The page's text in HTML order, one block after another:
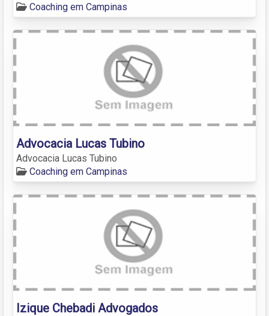
Coaching em Campinas
Advocacia Lucas Tubino
Advocacia Lucas Tubino
Coaching em Campinas
Izique Chebadi Advogados